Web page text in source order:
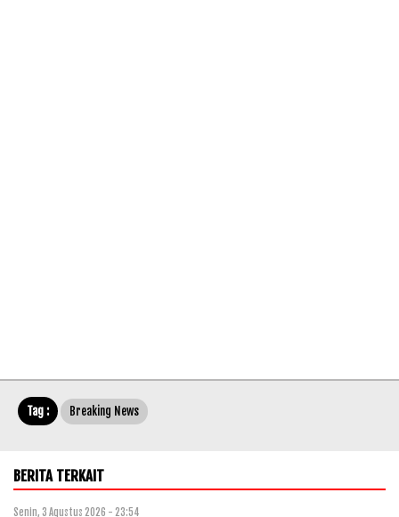
Tag : Breaking News
BERITA TERKAIT
Senin, 3 Agustus 2026 - 23:54